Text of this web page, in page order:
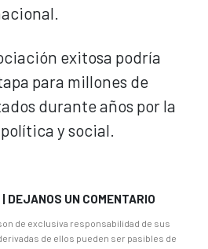
exitosa podría
para millones de
durante años por la
y social.
DEJANOS UN COMENTARIO
de exclusiva responsabilidad de sus
de ellos pueden ser pasibles de